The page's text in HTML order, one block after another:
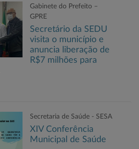
Gabinete do Prefeito –
GPRE
Secretário da SEDU
visita o município e
anuncia liberação de
R$7 milhões para
Secretaria de Saúde - SESA
XIV Conferência
Municipal de Saúde